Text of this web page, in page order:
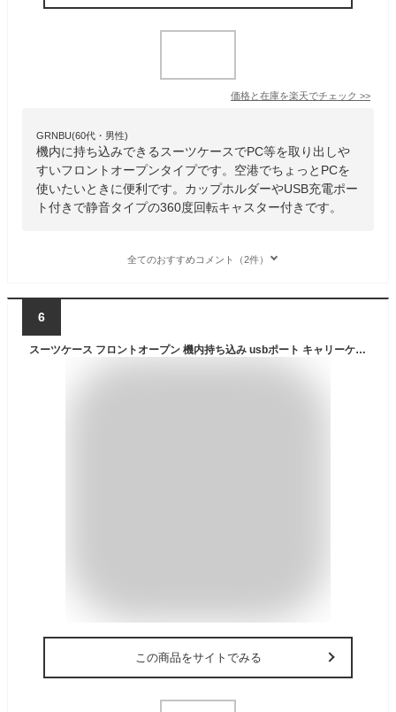
価格と在庫を楽天でチェック >>
GRNBU(60代・男性)
機内に持ち込みできるスーツケースでPC等を取り出しや
すいフロントオープンタイプです。空港でちょっとPCを
使いたいときに便利です。カップホルダーやUSB充電ポー
ト付きで静音タイプの360度回転キャスター付きです。
全てのおすすめコメント（2件）
6
スーツケース フロントオープン 機内持ち込み usbポート キャリーケース パソコン収納ポケット カップホルダー付き アルミフレームタイプ ハード 前開き 荷物フック 携帯電話ホルダー付き 充電機能付き オシャレ おすすめ 耐久性頑丈 海外旅行出張 修学 Sサイズ 40L
この商品をサイトでみる